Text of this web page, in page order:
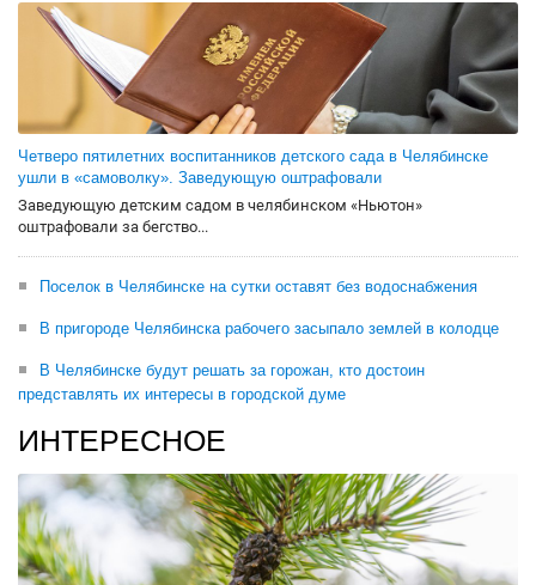
Четверо пятилетних воспитанников детского сада в Челябинске
ушли в «самоволку». Заведующую оштрафовали
Заведующую детским садом в челябинском «Ньютон»
оштрафовали за бегство...
Поселок в Челябинске на сутки оставят без водоснабжения
В пригороде Челябинска рабочего засыпало землей в колодце
В Челябинске будут решать за горожан, кто достоин
представлять их интересы в городской думе
ИНТЕРЕСНОЕ